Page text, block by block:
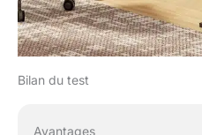
Bilan du test
Avantages